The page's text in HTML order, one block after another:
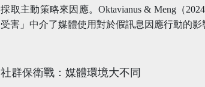
採取主動策略來因應。Oktavianus & Meng（
受害」中介了媒體使用對於假訊息因應行動的
社群保衛戰：媒體環境大不同